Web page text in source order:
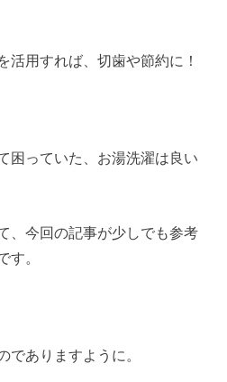
活用すれば、切歯や節約に！
困っていた、お湯洗濯は良い
、今回の記事が少しでも参考
す。
でありますように。